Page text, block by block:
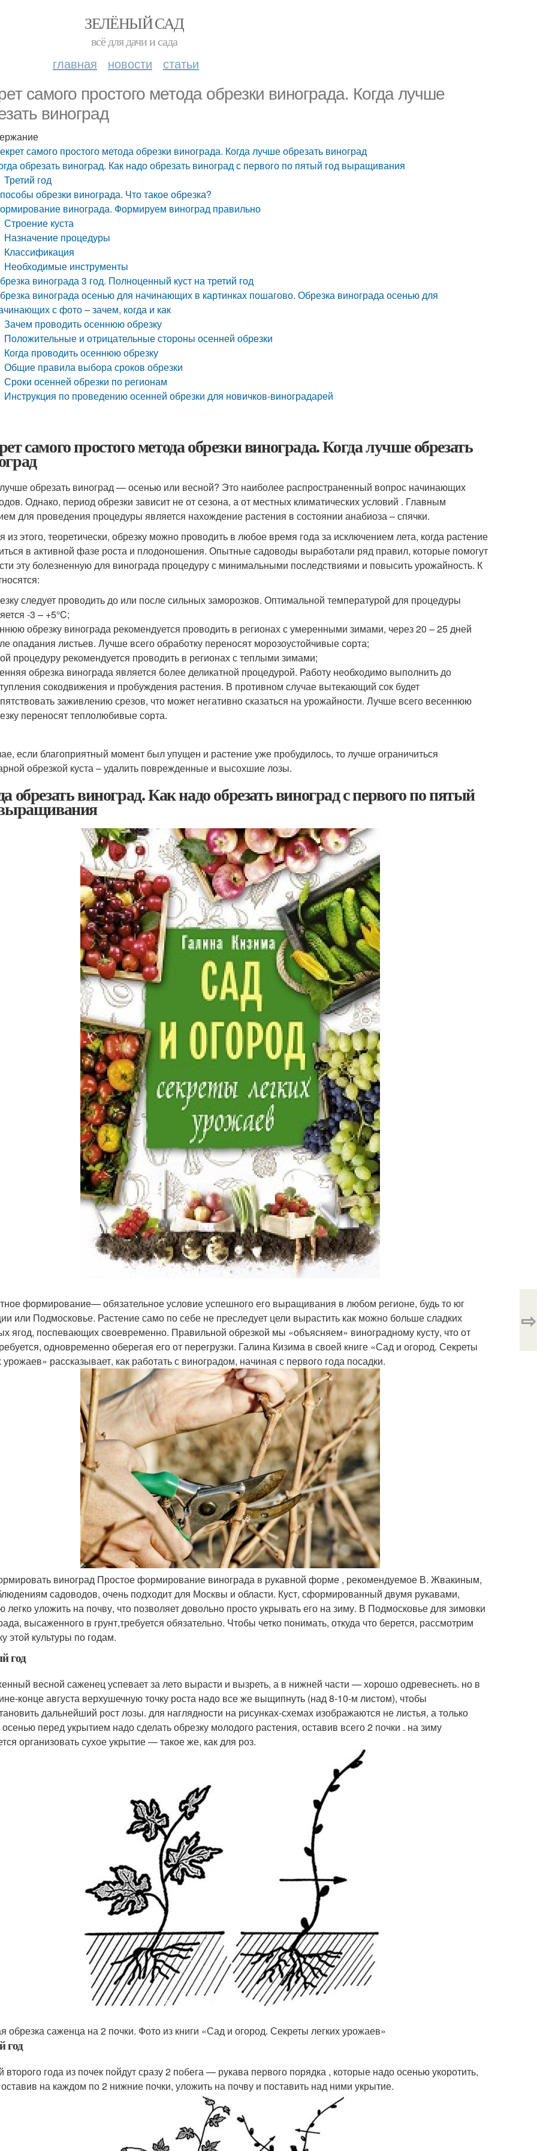
ЗЕЛЁНЫЙ САД
всё для дачи и сада
главная новости статьи
самого простого метода обрезки винограда. Когда лучше
виноград
самого простого метода обрезки винограда. Когда лучше обрезать виноград
обрезать виноград. Как надо обрезать виноград с первого по пятый год выращивания
Третий год
обрезки винограда. Что такое обрезка?
винограда. Формируем виноград правильно
Строение куста
Назначение процедуры
Классификация
Необходимые инструменты
винограда 3 год. Полноценный куст на третий год
винограда осенью для начинающих в картинках пошагово. Обрезка винограда осенью для
с фото – зачем, когда и как
Зачем проводить осеннюю обрезку
Положительные и отрицательные стороны осенней обрезки
Когда проводить осеннюю обрезку
Общие правила выбора сроков обрезки
Сроки осенней обрезки по регионам
Инструкция по проведению осенней обрезки для новичков-виноградарей
самого простого метода обрезки винограда. Когда лучше обрезать
обрезать виноград — осенью или весной? Это наиболее распространенный вопрос начинающих
Однако, период обрезки зависит не от сезона, а от местных климатических условий . Главным
для проведения процедуры является нахождение растения в состоянии анабиоза – спячки.
из этого, теоретически, обрезку можно проводить в любое время года за исключением лета, когда растение
в активной фазе роста и плодоношения. Опытные садоводы выработали ряд правил, которые помогут
эту болезненную для винограда процедуру с минимальными последствиями и повысить урожайность. К
следует проводить до или после сильных заморозков. Оптимальной температурой для процедуры
-3 – +5°C;
обрезку винограда рекомендуется проводить в регионах с умеренными зимами, через 20 – 25 дней
опадания листьев. Лучше всего обработку переносят морозоустойчивые сорта;
процедуру рекомендуется проводить в регионах с теплыми зимами;
обрезка винограда является более деликатной процедурой. Работу необходимо выполнить до
сокодвижения и пробуждения растения. В противном случае вытекающий сок будет
заживлению срезов, что может негативно сказаться на урожайности. Лучше всего весеннюю
переносят теплолюбивые сорта.
если благоприятный момент был упущен и растение уже пробудилось, то лучше ограничиться
обрезкой куста – удалить поврежденные и высохшие лозы.
обрезать виноград. Как надо обрезать виноград с первого по пятый
формирование— обязательное условие успешного его выращивания в любом регионе, будь то юг
или Подмосковье. Растение само по себе не преследует цели вырастить как можно больше сладких
ягод, поспевающих своевременно. Правильной обрезкой мы «объясняем» виноградному кусту, что от
одновременно оберегая его от перегрузки. Галина Кизима в своей книге «Сад и огород. Секреты
урожаев» рассказывает, как работать с виноградом, начиная с первого года посадки.
виноград Простое формирование винограда в рукавной форме , рекомендуемое В. Жвакиным,
садоводов, очень подходит для Москвы и области. Куст, сформированный двумя рукавами,
легко уложить на почву, что позволяет довольно просто укрывать его на зиму. В Подмосковье для зимовки
высаженного в грунт,требуется обязательно. Чтобы четко понимать, откуда что берется, рассмотрим
этой культуры по годам.
год
весной саженец успевает за лето вырасти и вызреть, а в нижней части — хорошо одревеснеть. но в
конце августа верхушечную точку роста надо все же выщипнуть (над 8-10-м листом), чтобы
дальнейший рост лозы. для наглядности на рисунках-схемах изображаются не листья, а только
осенью перед укрытием надо сделать обрезку молодого растения, оставив всего 2 почки . на зиму
организовать сухое укрытие — такое же, как для роз.
обрезка саженца на 2 почки. Фото из книги «Сад и огород. Секреты легких урожаев»
год
второго года из почек пойдут сразу 2 побега — рукава первого порядка , которые надо осенью укоротить,
на каждом по 2 нижние почки, уложить на почву и поставить над ними укрытие.
⇨